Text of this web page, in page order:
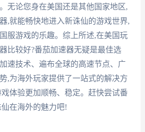
无论您身在美国还是其他国家地区,
,就能畅快地进入新诛仙的游戏世界,
服游戏的乐趣。综上所述,在美国玩
比较好?番茄加速器无疑是最佳选
速技术、遍布全球的高速节点、广
,为海外玩家提供了一站式的解决方
体验更加顺畅、稳定。赶快尝试番
在海外的魅力吧!